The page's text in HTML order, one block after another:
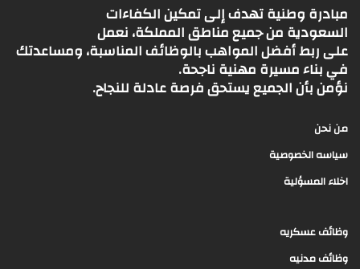
مبادرة وطنية تهدف إلى تمكين الكفاءات
السعودية من جميع مناطق المملكة، نعمل
على ربط أفضل المواهب بالوظائف المناسبة، ومساعدتك
في بناء مسيرة مهنية ناجحة.
نؤمن بأن الجميع يستحق فرصة عادلة للنجاح.
من نحن
سياسه الخصوصية
اخلاء المسؤلية
وظائف عسكريه
وظائف مدنيه